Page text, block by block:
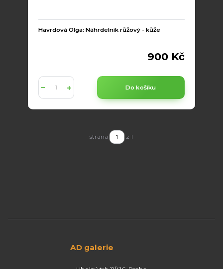
Havrdová Olga: Náhrdelník růžový - kůže
900 Kč
Do košíku
strana z 1
AD galerie